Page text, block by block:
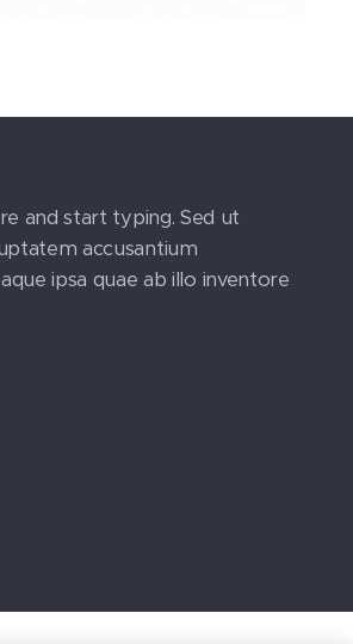
and start typing. Sed ut
accusantium
ipsa quae ab illo inventore